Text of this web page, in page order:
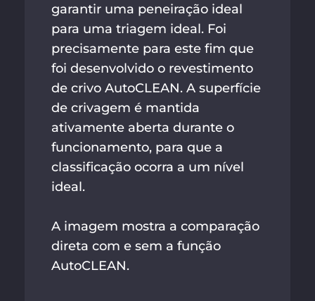
garantir uma peneiração ideal
para uma triagem ideal. Foi
precisamente para este fim que
foi desenvolvido o revestimento
de crivo AutoCLEAN. A superfície
de crivagem é mantida
ativamente aberta durante o
funcionamento, para que a
classificação ocorra a um nível
ideal.
A imagem mostra a comparação
direta com e sem a função
AutoCLEAN.